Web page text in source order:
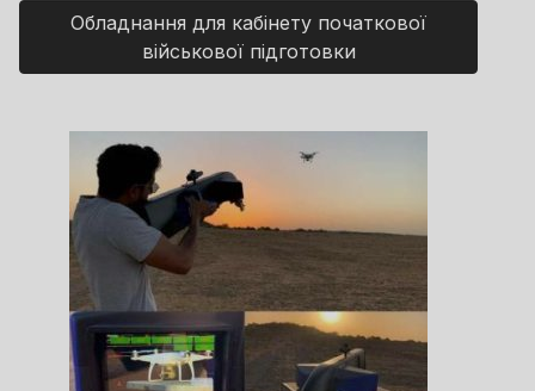
Обладнання для кабінету початкової
військової підготовки